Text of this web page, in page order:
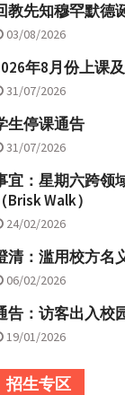
教先知穆罕默德
03/08/2026
年8月份上课
31/07/2026
生停课通告
31/07/2026
宜：星期六跨领
（Brisk Walk）
24/02/2026
清：滥用校方名
06/02/2026
告：访客出入校
19/01/2026
招生专区